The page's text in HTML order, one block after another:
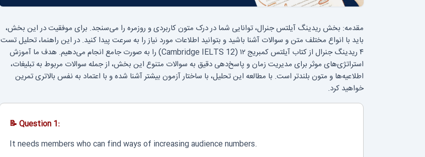
مقدمه: بخش ریدینگ آیلتس جنرال، توانایی شما در درک متون کاربردی و روزمره را می‌سنجد. برای موفقیت در این بخش،
باید با انواع مختلف متن و سوالات آشنا باشید و بتوانید اطلاعات مورد نیاز را به سرعت پیدا کنید. در این راهنما، تحلیل تست
۴ ریدینگ جنرال از کتاب آیلتس کمبریج ۱۲ (Cambridge IELTS 12) را به صورت جامع انجام می‌دهیم. هدف ما آموزش
استراتژی‌های موثر برای مدیریت زمان و پاسخ‌دهی دقیق به سوالات متنوع این بخش، از جمله سوالات مربوط به تبلیغات،
اطلاعیه‌ها و متون بلندتر است. با مطالعه این تحلیل، با ساختار آزمون بیشتر آشنا شده و با اعتماد به نفس بالاتری تمرین
خواهید کرد.
📝 Question 1:
It needs members who can find ways of increasing audience numbers.